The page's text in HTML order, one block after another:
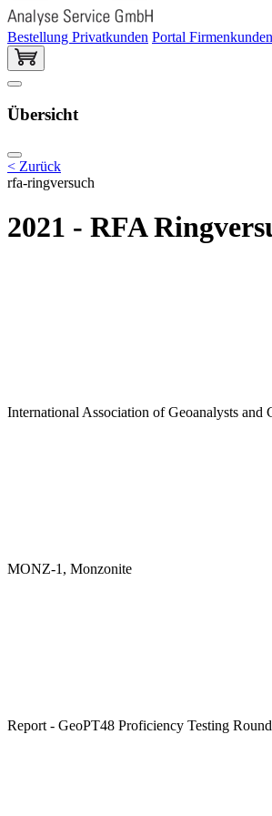
Bestellung Privatkunden Portal Firmenkunden
Übersicht
< Zurück
rfa-ringversuch
2021 - RFA
International Association of Geoanalysts and
MONZ-1, Monzonite
Report - GeoPT48 Proficiency Testing